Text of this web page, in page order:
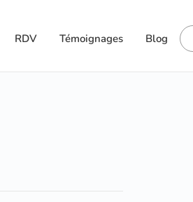
RDV Témoignages Blog